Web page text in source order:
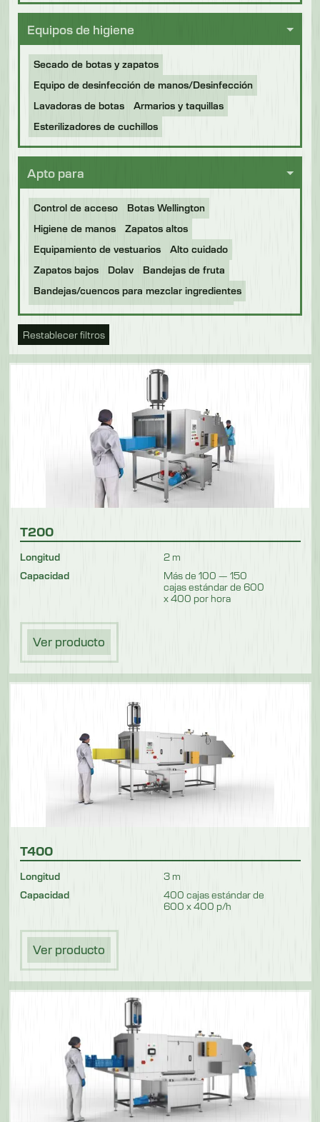
Equipos de higiene
Secado de botas y zapatos
Equipo de desinfección de manos/Desinfección
Lavadoras de botas
Armarios y taquillas
Esterilizadores de cuchillos
Apto para
Control de acceso
Botas Wellington
Higiene de manos
Zapatos altos
Equipamiento de vestuarios
Alto cuidado
Zapatos bajos
Dolav
Bandejas de fruta
Bandejas/cuencos para mezclar ingredientes
Bandejas Bale Arm
Bajo nivel de cuidado
Plan de pesaje
Tonelly
Bandejas Gastronorm
BOC Trays
Buckets
Eurobins
Higiene de las personas
Cuchillos Propósito general
Restablecer filtros
T200
Longitud
2 m
Capacidad
Más de 100 — 150
cajas estándar de 600
x 400 por hora
Ver producto
T400
Longitud
3 m
Capacidad
400 cajas estándar de
600 x 400 p/h
Ver producto